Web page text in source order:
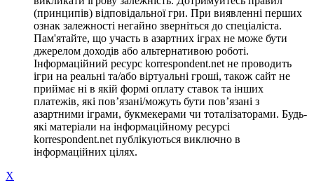
(принципів) відповідальної гри. При виявленні перших
ознак залежності негайно зверніться до спеціаліста.
Пам'ятайте, що участь в азартних іграх не може бути
джерелом доходів або альтернативою роботі.
Інформаційний ресурс korrespondent.net не проводить
ігри на реальні та/або віртуальні гроші, також сайт не
приймає ні в якій формі оплату ставок та інших
платежів, які пов’язані/можуть бути пов’язані з
азартними іграми, букмекерами чи тоталізаторами. Будь-
які матеріали на інформаційному ресурсі
korrespondent.net публікуються виключно в
інформаційних цілях.
X